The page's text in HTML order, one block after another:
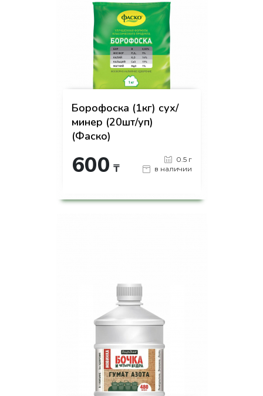
Борофоска (1кг) сух/
минер (20шт/уп)
(Фаско)
600 ₸
0.5 г
в наличии